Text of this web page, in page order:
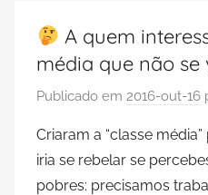
A quem
média que não se
Publicado em 2016-out-16
Criaram a “classe
iria se rebelar se
pobres: precisamos